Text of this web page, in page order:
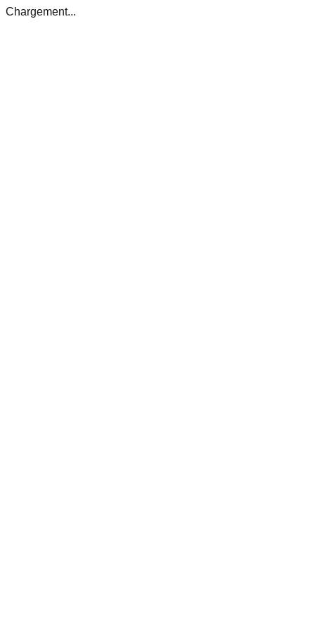
Chargement...